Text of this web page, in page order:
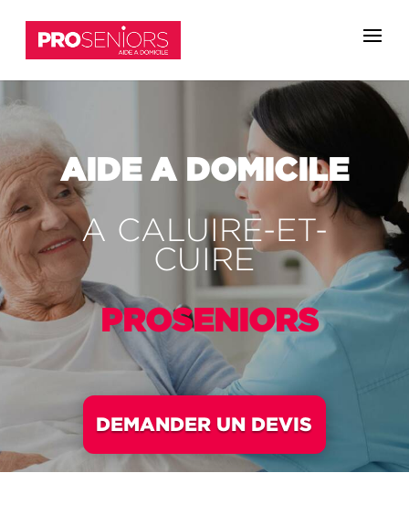
AIDE A DOMICILE
A CALUIRE-ET-
CUIRE
PROSENIORS
DEMANDER UN DEVIS